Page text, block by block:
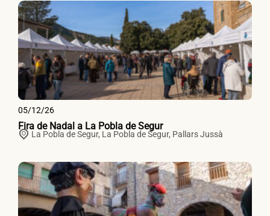
05/12/26
Fira de Nadal a La Pobla de Segur
La Pobla de Segur, La Pobla de Segur, Pallars Jussà